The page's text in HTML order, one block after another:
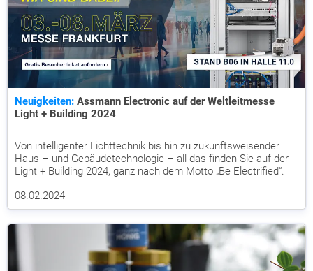
Neuigkeiten: Assmann Electronic auf der Weltleitmesse
Light + Building 2024
Von intelligenter Lichttechnik bis hin zu zukunftsweisender
Haus – und Gebäudetechnologie – all das finden Sie auf der
Light + Building 2024, ganz nach dem Motto „Be Electrified“.
08.02.2024